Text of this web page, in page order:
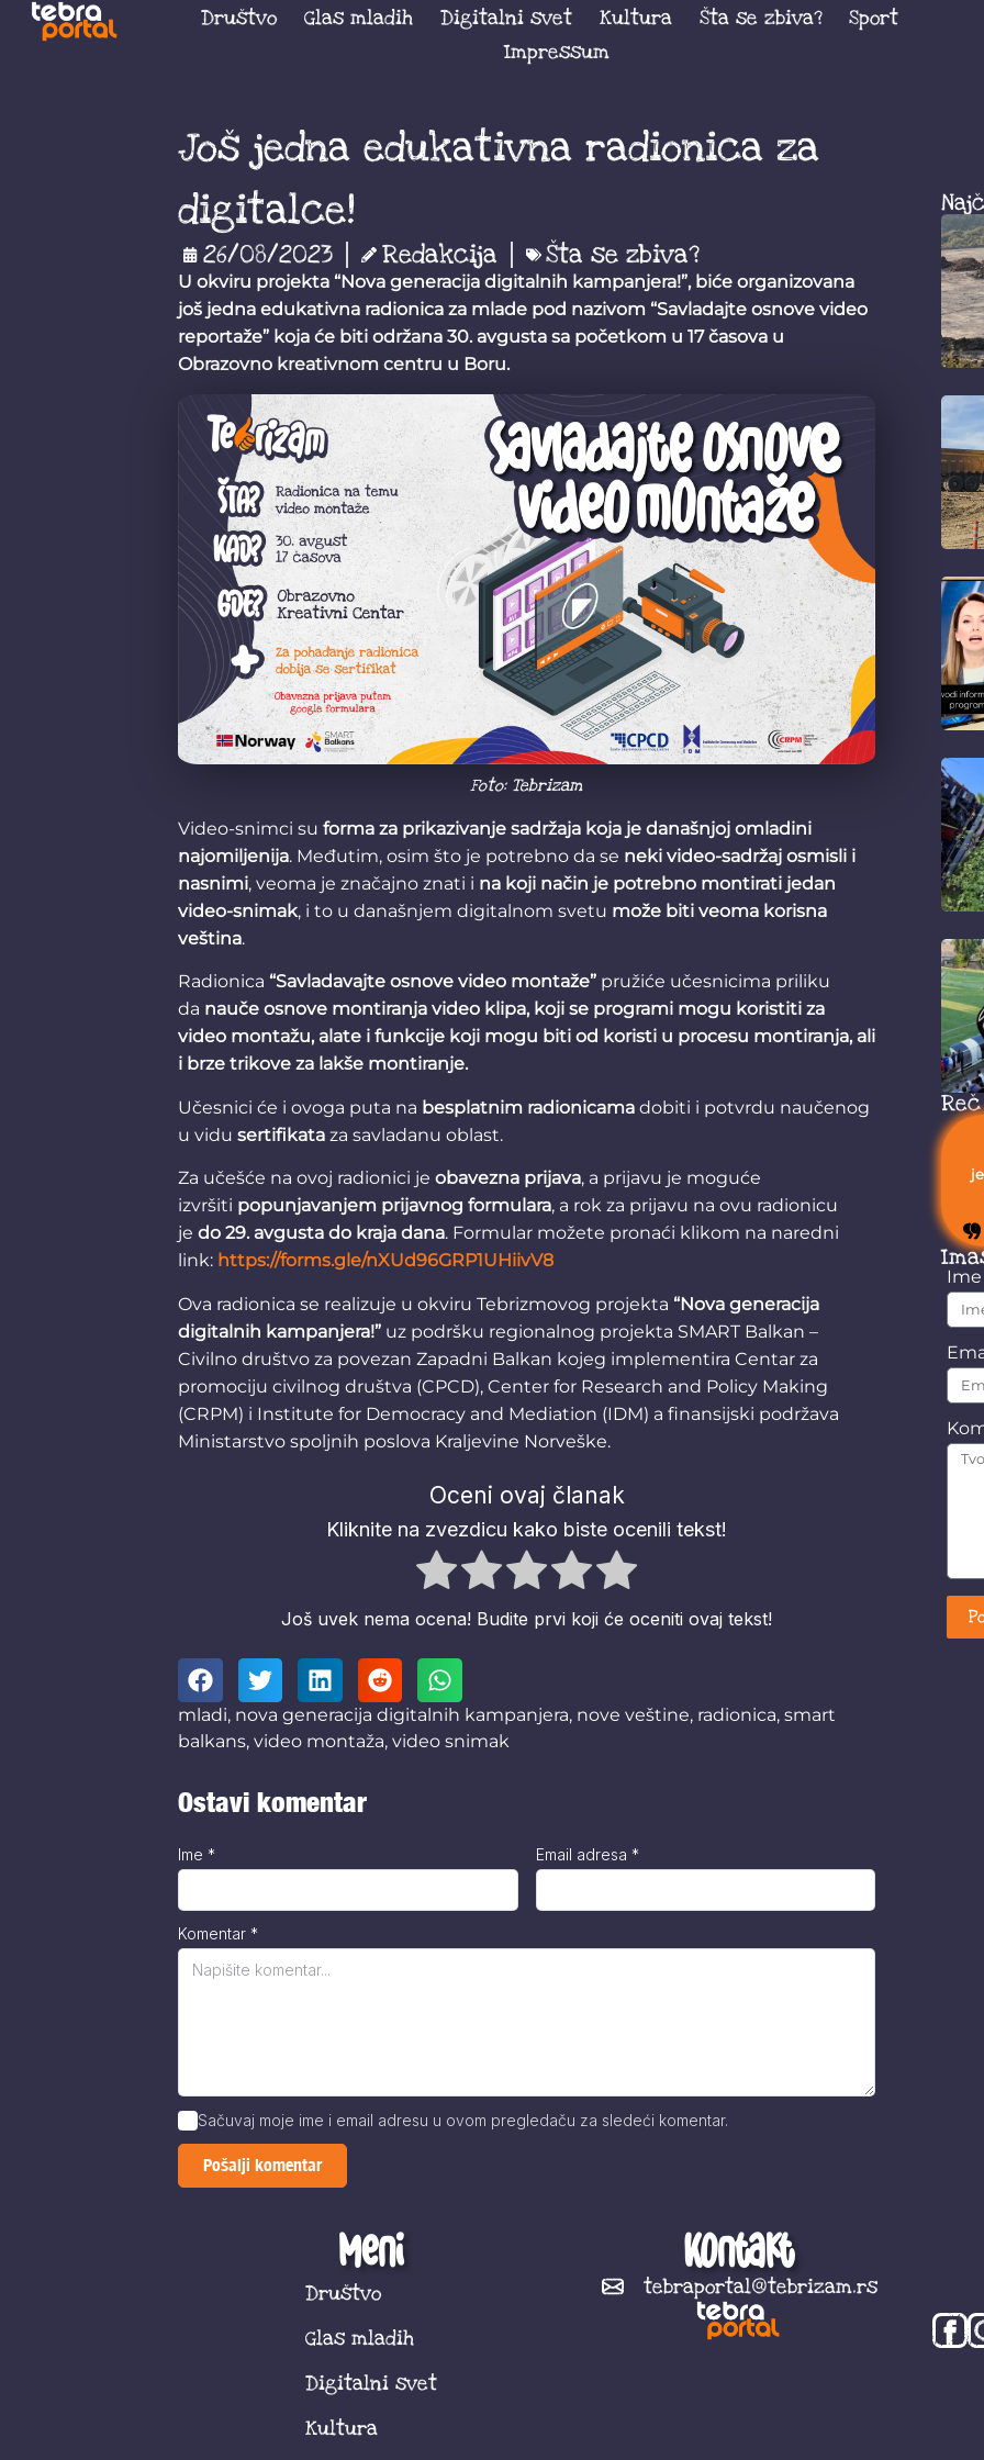
Društvo Glas mladih Digitalni svet Kultura Šta se zbiva?
Sport
Impressum
Još jedna edukativna radionica za
digitalce!
26/08/2023 Redakcija Šta se zbiva?
U okviru projekta “Nova generacija digitalnih kampanjera!”, biće organizovana
još jedna edukativna radionica za mlade pod nazivom “Savladajte osnove video
reportaže” koja će biti održana 30. avgusta sa početkom u 17 časova u
Obrazovno kreativnom centru u Boru.
Foto: Tebrizam
Video-snimci su forma za prikazivanje sadržaja koja je današnjoj omladini
najomiljenija. Međutim, osim što je potrebno da se neki video-sadržaj osmisli i
nasnimi, veoma je značajno znati i na koji način je potrebno montirati jedan
video-snimak, i to u današnjem digitalnom svetu može biti veoma korisna
veština.
Radionica “Savladavajte osnove video montaže” pružiće učesnicima priliku
da nauče osnove montiranja video klipa, koji se programi mogu koristiti za
video montažu, alate i funkcije koji mogu biti od koristi u procesu montiranja, ali
i brze trikove za lakše montiranje.
Učesnici će i ovoga puta na besplatnim radionicama dobiti i potvrdu naučenog
u vidu sertifikata za savladanu oblast.
Za učešće na ovoj radionici je obavezna prijava, a prijavu je moguće
izvršiti popunjavanjem prijavnog formulara, a rok za prijavu na ovu radionicu
je do 29. avgusta do kraja dana. Formular možete pronaći klikom na naredni
link: https://forms.gle/nXUd96GRP1UHiivV8
Ova radionica se realizuje u okviru Tebrizmovog projekta “Nova generacija
digitalnih kampanjera!” uz podršku regionalnog projekta SMART Balkan –
Civilno društvo za povezan Zapadni Balkan kojeg implementira Centar za
promociju civilnog društva (CPCD), Center for Research and Policy Making
(CRPM) i Institute for Democracy and Mediation (IDM) a finansijski podržava
Ministarstvo spoljnih poslova Kraljevine Norveške.
Oceni ovaj članak
Kliknite na zvezdicu kako biste ocenili tekst!
Još uvek nema ocena! Budite prvi koji će oceniti ovaj tekst!
mladi, nova generacija digitalnih kampanjera, nove veštine, radionica, smart
balkans, video montaža, video snimak
Ostavi komentar
Komentar *
Ime * Email adresa *
Sačuvaj moje ime i email adresu u ovom pregledaču za sledeći komentar.
Ime
Meni
Društvo
Glas mladih
Digitalni svet
Kultura
Kontakt
tebraportal@tebrizam.rs